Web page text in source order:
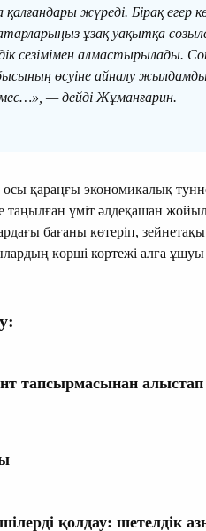
жүреді. Бірақ егер
ұзақ уақытқа
сезімімен алмастырылады.
өсуіне айналу
— дейді Жұманғарин.
қараңғы экономикалық
үміт әлдеқашан
бағаны көтеріп,
көрші кортежі алға
тапсырмасынан алыстап
қолдау: шетелдік